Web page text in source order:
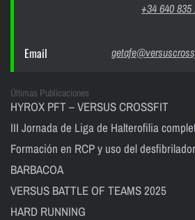
+34 640 835
Email
Últimas Publicaciones
HYROX PFT – VERSUS CROSSFIT
III Jornada de Liga de Halterofilia
Formación en RCP y uso del
BARBACOA
VERSUS BATTLE OF TEAMS 2025
HARD RUNNING